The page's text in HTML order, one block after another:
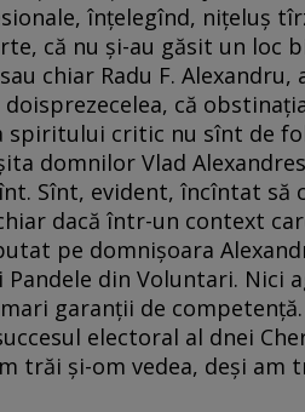
înțelegînd, nițeluș
că nu și-au găsit un
chiar Radu F.
doisprezecelea, că
spiritului critic nu sînt de
domnilor Vlad
Sînt, evident, încîntat
dacă într-un context
pe domnișoara
din Voluntari. Nici
garanții de
electoral al dnei
trăi și-om vedea, deși am